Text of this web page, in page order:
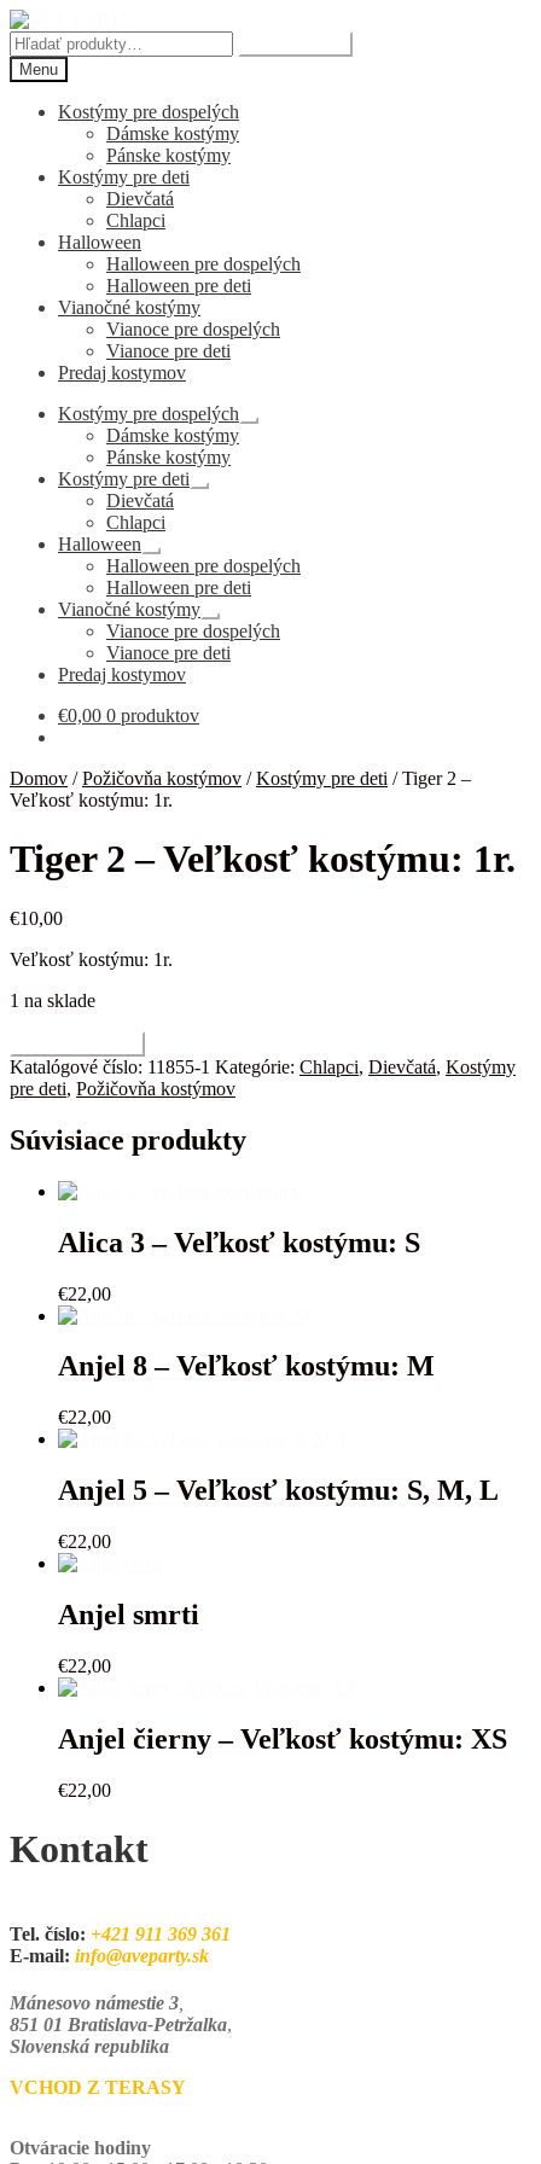
Preskočiť
na
navigáciu
Preskočiť
na
obsah
Hľadať:
Menu
Kostýmy pre dospelých
Dámske kostýmy
Pánske kostýmy
Kostýmy pre deti
Dievčatá
Chlapci
Halloween
Halloween pre dospelých
Halloween pre deti
Vianočné kostýmy
Vianoce pre dospelých
Vianoce pre deti
Predaj kostymov
Kostýmy pre dospelých
Rozbaliť
Dámske kostýmy
Pánske kostýmy
Kostýmy pre deti
Rozbaliť
Dievčatá
Chlapci
Halloween
Rozbaliť
podradené
menu
Halloween pre dospelých
Halloween pre deti
Vianočné kostýmy
Rozbaliť
podradené
menu
Vianoce pre dospelých
Vianoce pre deti
Predaj kostymov
€0,00 0 produktov
Domov /Požičovňa kostýmov /Kostýmy pre deti /Tiger 2 –
Veľkosť kostýmu: 1r.
Tiger 2 – Veľkosť kostýmu: 1r.
€10,00
Veľkosť kostýmu: 1r.
1 na sklade
Tiger
2
-
Veľkosť
kostýmu:
Katalógové číslo: 11855-1 Kategórie: Chlapci, Dievčatá, Kostýmy
pre deti, Požičovňa kostýmov
Súvisiace produkty
Alica 3 – Veľkosť kostýmu: S
€22,00
Anjel 8 – Veľkosť kostýmu: M
€22,00
Anjel 5 – Veľkosť kostýmu: S, M, L
€22,00
Anjel smrti
€22,00
Anjel čierny – Veľkosť kostýmu: XS
€22,00
Kontakt
Tel. číslo: +421 911 369 361
E-mail: info@aveparty.sk
Mánesovo námestie 3
851 01 Bratislava-Petržalka,
Slovenská republika
VCHOD Z TERASY
Otváracie hodiny